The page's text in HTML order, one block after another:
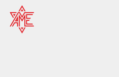
Skip
content